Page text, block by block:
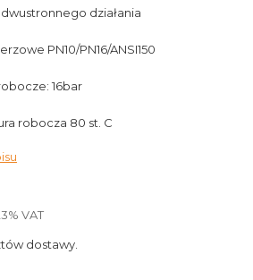
działania
PN10/PN16/ANSI150
16bar
robocza 80 st. C
VAT
dostawy.